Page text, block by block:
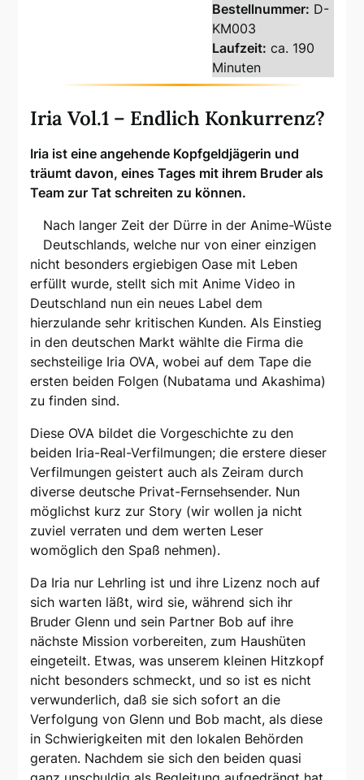
Bestellnummer: D-
KM003
Laufzeit: ca. 190
Minuten
Iria Vol.1 – Endlich Konkurrenz?
Iria ist eine angehende Kopfgeldjägerin und
träumt davon, eines Tages mit ihrem Bruder als
Team zur Tat schreiten zu können.
Nach langer Zeit der Dürre in der Anime-Wüste
Deutschlands, welche nur von einer einzigen
nicht besonders ergiebigen Oase mit Leben
erfüllt wurde, stellt sich mit Anime Video in
Deutschland nun ein neues Label dem
hierzulande sehr kritischen Kunden. Als Einstieg
in den deutschen Markt wählte die Firma die
sechsteilige Iria OVA, wobei auf dem Tape die
ersten beiden Folgen (Nubatama und Akashima)
zu finden sind.
Diese OVA bildet die Vorgeschichte zu den
beiden Iria-Real-Verfilmungen; die erstere dieser
Verfilmungen geistert auch als Zeiram durch
diverse deutsche Privat-Fernsehsender. Nun
möglichst kurz zur Story (wir wollen ja nicht
zuviel verraten und dem werten Leser
womöglich den Spaß nehmen).
Da Iria nur Lehrling ist und ihre Lizenz noch auf
sich warten läßt, wird sie, während sich ihr
Bruder Glenn und sein Partner Bob auf ihre
nächste Mission vorbereiten, zum Haushüten
eingeteilt. Etwas, was unserem kleinen Hitzkopf
nicht besonders schmeckt, und so ist es nicht
verwunderlich, daß sie sich sofort an die
Verfolgung von Glenn und Bob macht, als diese
in Schwierigkeiten mit den lokalen Behörden
geraten. Nachdem sie sich den beiden quasi